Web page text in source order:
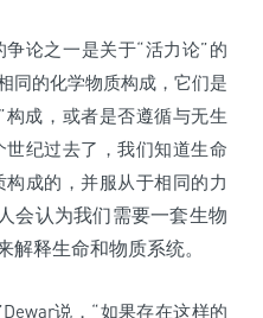
论之一是关于“活力论”的
的化学物质构成，它们是
成，或者是否遵循与无生
纪过去了，我们知道生命
成的，并服从于相同的力
会认为我们需要一套生物
释生命和物质系统。
说，“如果存在这样的